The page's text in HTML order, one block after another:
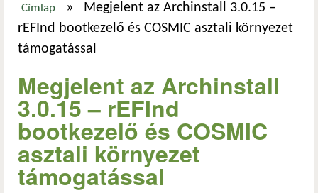
Jelenlegi hely
Címlap »
Megjelent az Archinstall 3.0.15 –
rEFInd bootkezelő és COSMIC asztali környezet
támogatással
Megjelent az Archinstall
3.0.15 – rEFInd
bootkezelő és COSMIC
asztali környezet
támogatással